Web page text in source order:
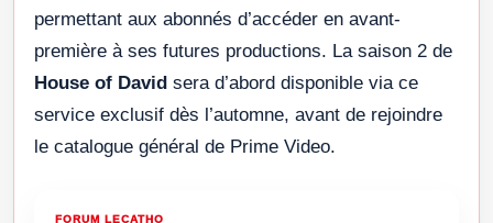
permettant aux abonnés d’accéder en avant-
première à ses futures productions. La saison 2 de
House of David sera d’abord disponible via ce
service exclusif dès l’automne, avant de rejoindre
le catalogue général de Prime Video.
FORUM LECATHO